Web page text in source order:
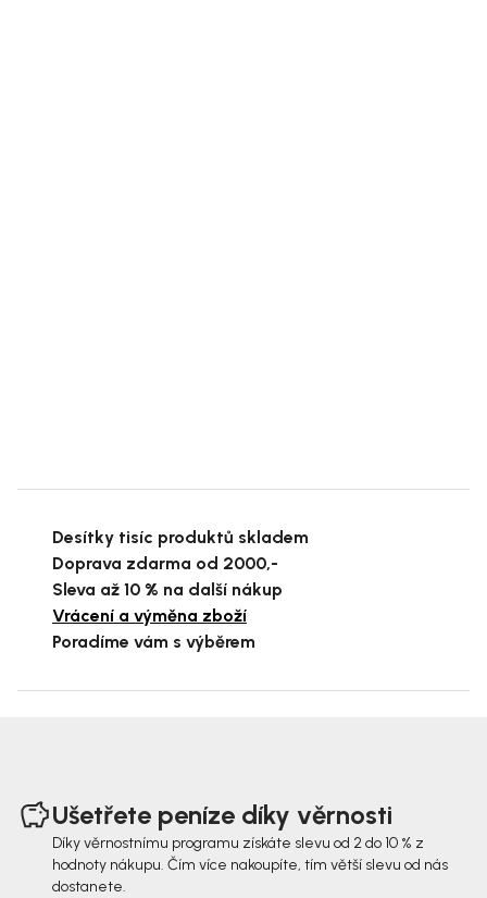
Desítky tisíc produktů skladem
Doprava zdarma od 2000,-
Sleva až 10 % na další nákup
Vrácení a výměna zboží
Poradíme vám s výběrem
Ušetřete peníze díky věrnosti
Díky věrnostnímu programu získáte slevu od 2 do 10 % z
hodnoty nákupu. Čím více nakoupíte, tím větší slevu od nás
dostanete.